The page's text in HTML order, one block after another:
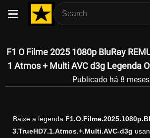
F1 O Filme 2025 1080p BluRay
1 Atmos + Multi AVC d3g Legenda
Publicado há 8 meses
Baixe a legenda
3.TrueHD7.1.Atmos.+.Multi.AVC-d3g